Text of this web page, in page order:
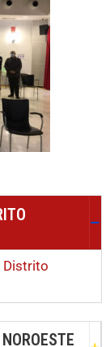
Distrito